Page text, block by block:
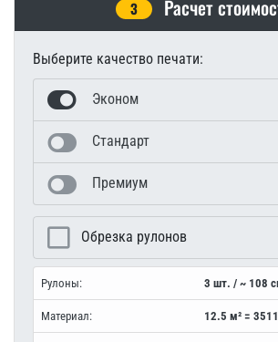
3 Расчет
Выберите качество печати:
Эконом
Стандарт
Премиум
Обрезка рулонов
Рулоны: 3 шт. / ~ 108
Материал: 12.5 м² =